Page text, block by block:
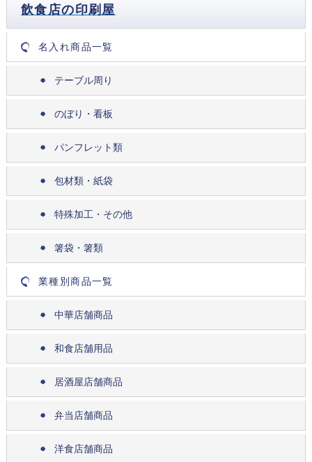
飲食店の印刷屋
名入れ商品一覧
テーブル周り
のぼり・看板
パンフレット類
包材類・紙袋
特殊加工・その他
箸袋・箸類
業種別商品一覧
中華店舗商品
和食店舗用品
居酒屋店舗商品
弁当店舗商品
洋食店舗商品